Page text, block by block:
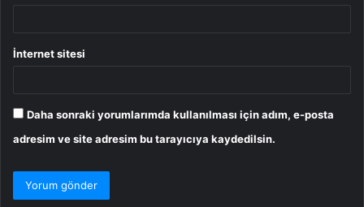
İnternet sitesi
Daha sonraki yorumlarımda kullanılması için adım, e-posta
adresim ve site adresim bu tarayıcıya kaydedilsin.